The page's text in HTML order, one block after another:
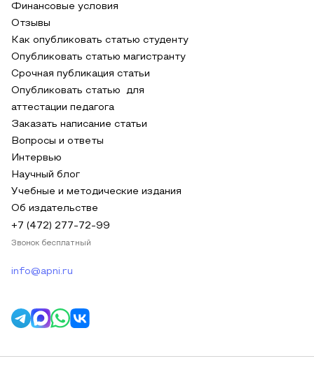
Финансовые условия
Отзывы
Как опубликовать статью студенту
Опубликовать статью магистранту
Срочная публикация статьи
Опубликовать статью для
аттестации педагога
Заказать написание статьи
Вопросы и ответы
Интервью
Научный блог
Учебные и методические издания
Об издательстве
+7 (472) 277-72-99
Звонок бесплатный
info@apni.ru